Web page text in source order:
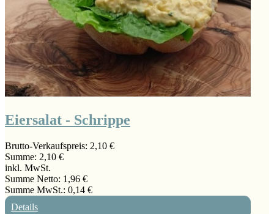
Eiersalat - Schrippe
Brutto-Verkaufspreis: 2,10 €
Summe: 2,10 €
inkl. MwSt.
Summe Netto: 1,96 €
Summe MwSt.: 0,14 €
Details